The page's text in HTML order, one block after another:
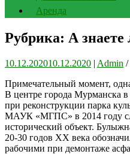
Аренда
Рубрика: А
10.12.202010.12.2020 | Admin /
Примечательный момент,
В центре города Мурманска
при реконструкции парка
МАУК «МГПС» в 2014 году
исторический объект.
20-30 годов XX века
рабочими при демонтаже